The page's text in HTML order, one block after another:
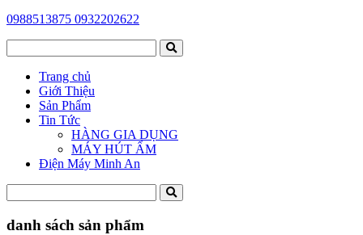
0988513875 0932202622
Trang chủ
Giới Thiệu
Sản Phẩm
Tin Tức
HÀNG GIA DỤNG
MÁY HÚT ẨM
Điện Máy Minh An
danh sách sản phẩm